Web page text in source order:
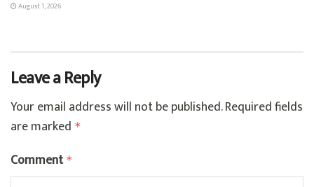
August 1, 2026
Leave a Reply
Your email address will not be published.Required fields
are marked *
Comment *